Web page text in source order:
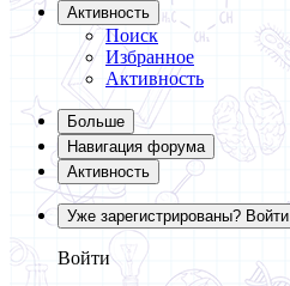
Активность
Поиск
Избранное
Активность
Больше
Навигация форума
Активность
Уже зарегистрированы? Войти
Войти